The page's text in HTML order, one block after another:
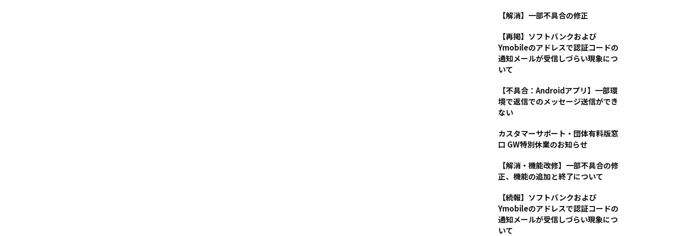
【解消】一部不具合の修正
【再掲】ソフトバンクおよび
Ymobileのアドレスで認証コードの
通知メールが受信しづらい現象につ
いて
【不具合：Androidアプリ】一部環
境で返信でのメッセージ送信ができ
ない
カスタマーサポート・団体有料版窓
口 GW特別休業のお知らせ
【解消・機能改修】一部不具合の修
正、機能の追加と終了について
【続報】ソフトバンクおよび
Ymobileのアドレスで認証コードの
通知メールが受信しづらい現象につ
いて